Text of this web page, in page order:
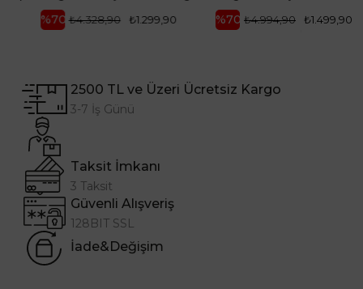
₺1.299,90
₺4.328,90 ₺1.499,90
₺4.994,90
2500 TL ve Üzeri Ücretsiz Kargo
3-7 İş Günü
Taksit İmkanı
3 Taksit
Güvenli Alışveriş
128BIT SSL
İade&Değişim